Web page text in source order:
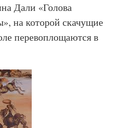
Дали «Голова
на которой скачущие
перевоплощаются в